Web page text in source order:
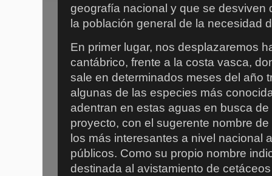
geografía nacional y que se desviven
la población general de la necesidad
En primer lugar, nos desplazaremos
cantábrico, frente a la costa vasca,
sale en determinados meses del año
algunas de las especies más
adentran en estas aguas en busca
proyecto, con el sugerente nombre
los más interesantes a nivel nacional
públicos. Como su propio nombre
destinada al avistamiento de